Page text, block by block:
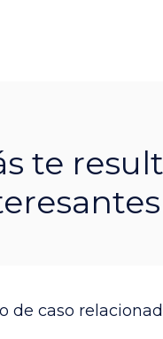
te
de caso